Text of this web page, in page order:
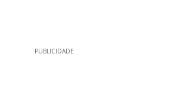
PUBLICIDADE